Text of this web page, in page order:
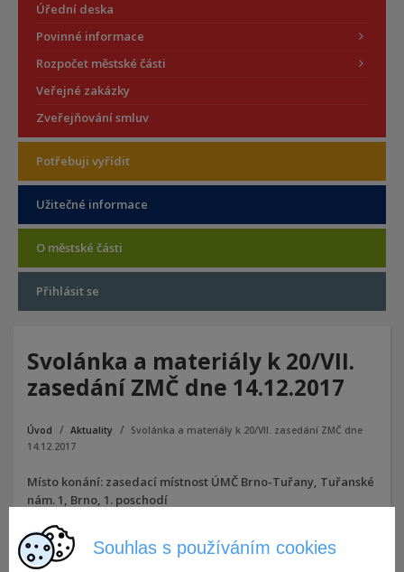
Souhlas s používáním cookies
Úřední deska
Povinné informace
Rozpočet městské části
Veřejné zakázky
Zveřejňování smluv
Potřebuji vyřídit
Užitečné informace
O městské části
Přihlásit se
Svolánka a materiály k 20/VII.
zasedání ZMČ dne 14.12.2017
Úvod Aktuality
Svolánka a materiály k 20/VII. zasedání ZMČ dne
14.12.2017
Místo konání: zasedací místnost ÚMČ Brno-Tuřany, Tuřanské
nám. 1, Brno, 1. poschodí
7.12.2017,